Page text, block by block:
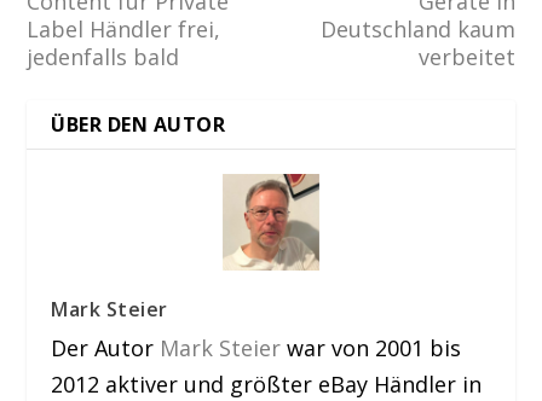
Label Händler frei,
jedenfalls bald
Deutschland kaum
verbeitet
ÜBER DEN AUTOR
Mark Steier
Der Autor Mark Steier war von 2001 bis
2012 aktiver und größter eBay Händler in